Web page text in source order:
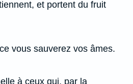
et portent du fruit
vous sauverez vos âmes.
à ceux qui, par la